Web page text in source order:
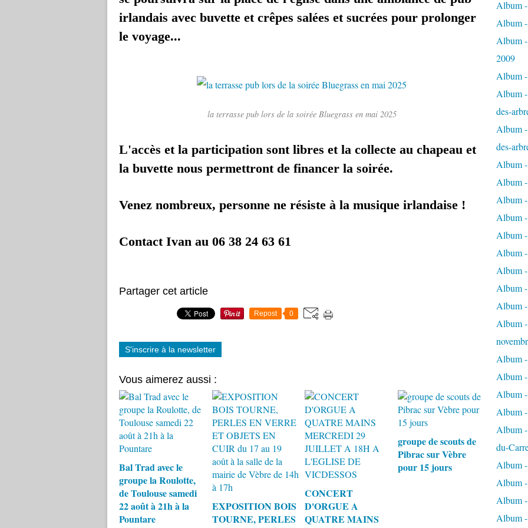
irlandais avec buvette et crêpes salées et sucrées pour prolonger
le voyage...
la terrasse pub lors de la soirée Bluegrass en mai 2025
L'accès et la participation sont libres et la collecte au chapeau et
la buvette nous permettront de financer la soirée.
Venez nombreux, personne ne résiste à la musique irlandaise !
Contact Ivan au 06 38 24 63 61
Partager cet article
Repost 0
S'inscrire à la newsletter
Vous aimerez aussi :
Bal Trad avec le
groupe la Roulotte,
de Toulouse samedi
22 août à 21h à la
Pountare
EXPOSITION BOIS
TOURNE, PERLES
CONCERT
D'ORGUE A
QUATRE MAINS
groupe de scouts de
Pibrac sur Vèbre
pour 15 jours
Album
Album
Album
2009
Album
Album
des-
Album
des-
Album
Album
Album
Album
Album
Album
Album
Album
Album
Album
Album
Album
Album
Album
Album
du-
Album
Album
Album
Album